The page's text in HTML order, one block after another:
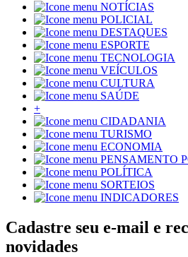
NOTÍCIAS
POLICIAL
DESTAQUES
ESPORTE
TECNOLOGIA
VEÍCULOS
CULTURA
SAÚDE
+
CIDADANIA
TURISMO
ECONOMIA
PENSAMENTO
POLÍTICA
SORTEIOS
INDICADORES
Cadastre seu e-mail e
novidades